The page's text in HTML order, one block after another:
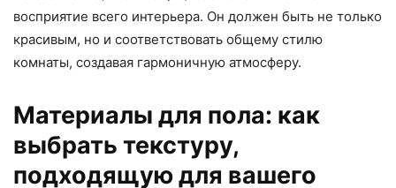
восприятие всего интерьера. Он должен быть не только
красивым, но и соответствовать общему стилю
комнаты, создавая гармоничную атмосферу.
Материалы для пола: как
выбрать текстуру,
подходящую для вашего